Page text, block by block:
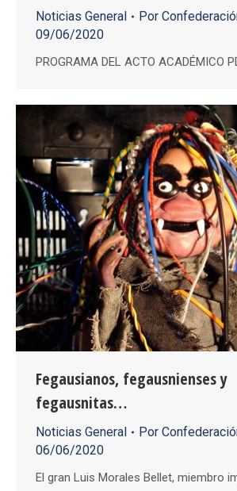
Noticias General Por
09/06/2020
PROGRAMA DEL ACTO ACADÉMICO
Fegausianos, fegausnienses y
fegausnitas…
Noticias General Por
06/06/2020
El gran Luis Morales Bellet, miembro